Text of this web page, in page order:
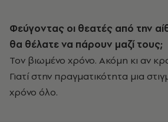
Φεύγοντας οι θεατές από την
θα θέλατε να πάρουν μαζί τους;
Τον βιωμένο χρόνο. Ακόμη κι αν
Γιατί στην πραγματικότητα μια
χρόνο όλο.